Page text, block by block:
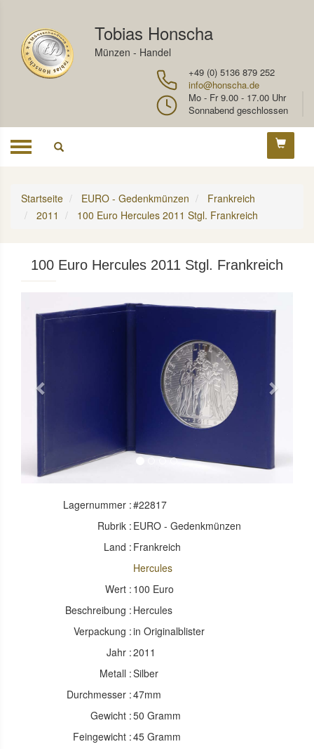
Tobias Honscha
Münzen - Handel
+49 (0) 5136 879 252
info@honscha.de
Mo - Fr 9.00 - 17.00 Uhr
Sonnabend geschlossen
Toggle
Startseite EURO - Gedenkmünzen
Frankreich
2011
100 Euro Hercules 2011 Stgl. Frankreich
100 Euro Hercules 2011 Stgl. Frankreich
Previous Next
Lagernummer :#22817
Rubrik : EURO - Gedenkmünzen
Land : Frankreich
Hercules
Wert : 100 Euro
Beschreibung : Hercules
Verpackung :in Originalblister
Jahr :2011
Metall :Silber
Durchmesser :47mm
Gewicht :50 Gramm
Feingewicht :45 Gramm